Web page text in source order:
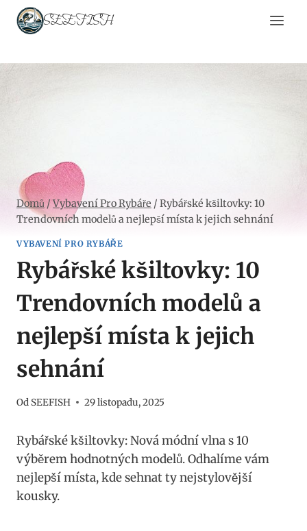
Přeskočit
SEEFISH
Domů /Vybavení Pro Rybáře / Rybářské kšiltovky: 10
Trendovních modelů a nejlepší místa k jejich sehnání
VYBAVENÍ PRO RYBÁŘE
Rybářské kšiltovky: 10
Trendovních modelů a
nejlepší místa k jejich
sehnání
Od SEEFISH 29 listopadu, 2025
Rybářské kšiltovky: Nová módní vlna‌ s 10
⁤výběrem hodnotných modelů. Odhalíme vám‌
nejlepší místa, ‌kde sehnat ty nejstylovější
kousky.